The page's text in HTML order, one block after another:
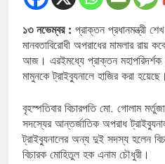
১৩ নভেম্বর : প্রাক্তন প্রধানমন্ত্রী
মানবতাবিরোধী অপরাধের মামলার রায়
আজ। এরইমধ্যে প্রাক্তন
মামুনকে ট্রাইব্যুনালে হাজির করা হয়েছে।
বৃহস্পতিবার বিচারপতি মো. গোলাম
সদস্যের আন্তর্জাতিক অপরাধ
ট্রাইব্যুনালের অন্য দুই সদস্য হলেন
বিচারক মোহিতুল হক এনাম চৌধুরী।